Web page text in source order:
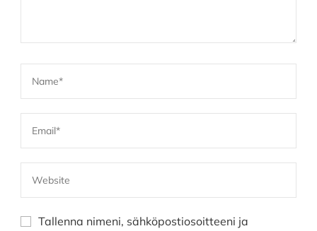
Tallenna nimeni, sähköpostiosoitteeni ja